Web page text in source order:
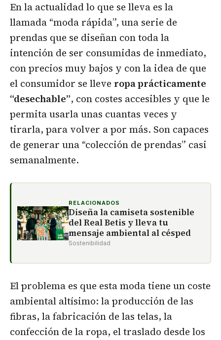
En la actualidad lo que se lleva es la
llamada “moda rápida”, una serie de
prendas que se diseñan con toda la
intención de ser consumidas de inmediato,
con precios muy bajos y con la idea de que
el consumidor se lleve ropa prácticamente
“desechable”, con costes accesibles y que le
permita usarla unas cuantas veces y
tirarla, para volver a por más. Son capaces
de generar una “colección de prendas” casi
semanalmente.
RELACIONADOS
Diseña la camiseta sostenible
del Real Betis y lleva tu
mensaje ambiental al césped
Sostenibilidad
El problema es que esta moda tiene un coste
ambiental altísimo: la producción de las
fibras, la fabricación de las telas, la
confección de la ropa, el traslado desde los